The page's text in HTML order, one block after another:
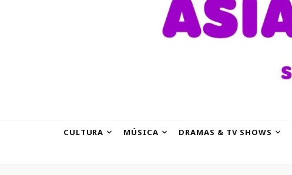
CULTURA MÚSICA DRAMAS & TV SHOWS